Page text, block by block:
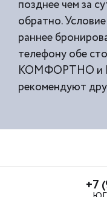
позднее чем за
обратно.
раннее
телефону обе
КОМФОРТНО и
рекомендуют
+7